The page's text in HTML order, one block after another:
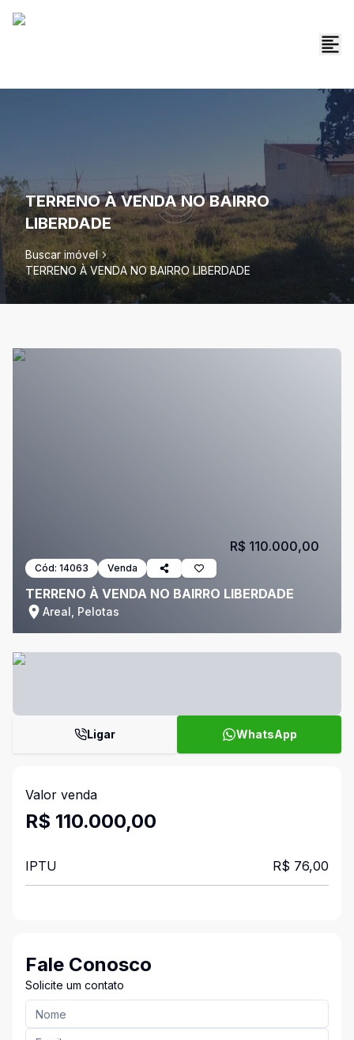
TERRENO À VENDA NO BAIRRO
LIBERDADE
Buscar imóvel
TERRENO À VENDA NO BAIRRO LIBERDADE
Cód: 14063 Venda
TERRENO À VENDA NO BAIRRO LIBERDADE
Areal, Pelotas
R$ 110.000,00
Ligar WhatsApp
Valor venda
R$ 110.000,00
IPTU R$ 76,00
Fale Conosco
Solicite um contato